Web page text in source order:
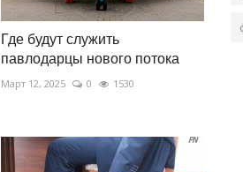
Где будут служить
павлодарцы нового потока
Март 12, 2025 0 1530